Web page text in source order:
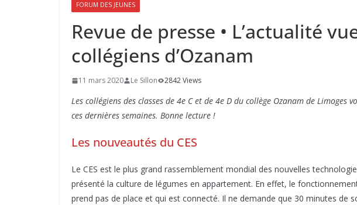
FORUM DES JEUNES
Revue de presse • L’actualité
collégiens d’Ozanam
11 mars 2020 Le Sillon 2842 Views
Les collégiens des classes de 4e C et de 4e D du collège Ozanam de Limoges
ces dernières semaines. Bonne lecture !
Les nouveautés du CES
Le CES est le plus grand rassemblement mondial des nouvelles
présenté la culture de légumes en appartement. En effet, le
prend pas de place et qui est connecté. Il ne demande que 30 minutes de